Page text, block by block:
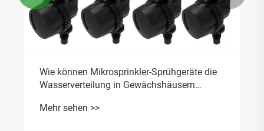
Wie können Mikrosprinkler-Sprühgeräte die
Wasserverteilung in Gewächshäusern
Mehr sehen >>